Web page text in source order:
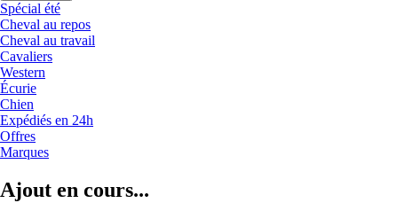
Spécial été
Cheval au repos
Cheval au travail
Cavaliers
Western
Écurie
Chien
Expédiés en 24h
Offres
Marques
Ajout en cours...